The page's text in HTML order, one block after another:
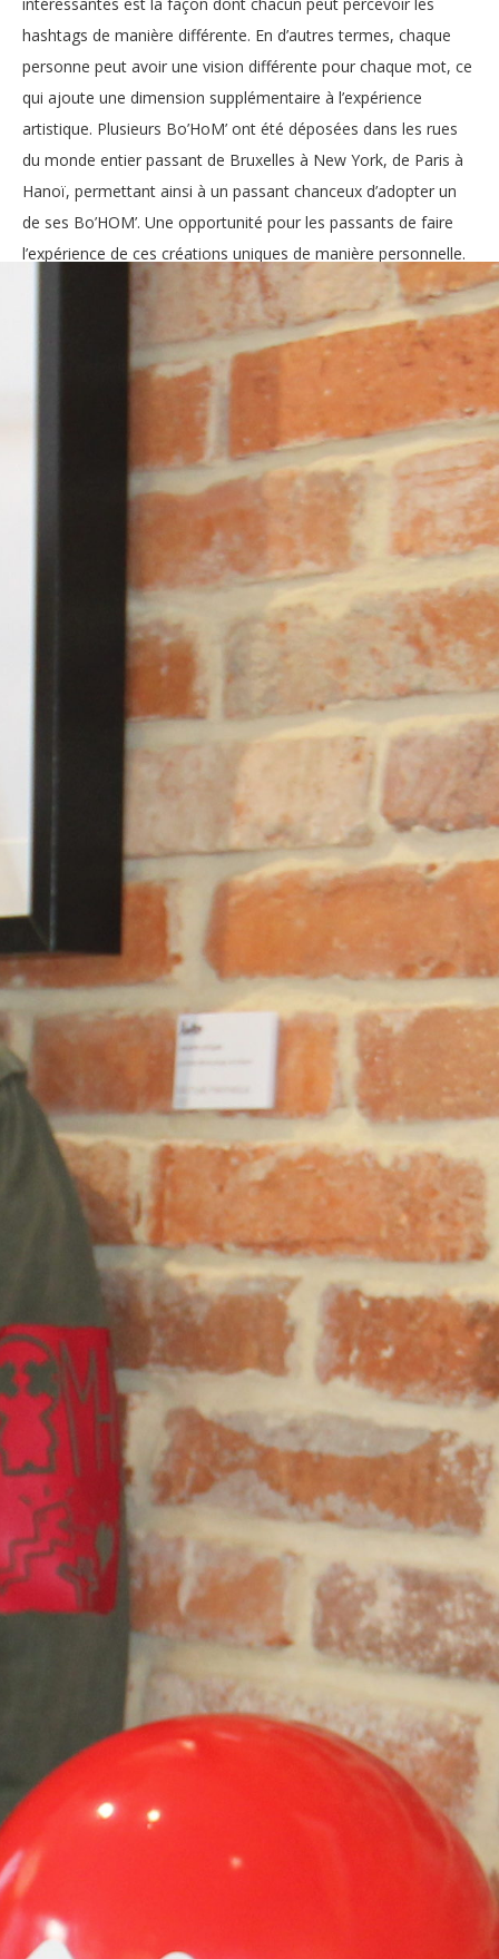
hashtags de manière différente. En d’autres termes, chaque
personne peut avoir une vision différente pour chaque mot, ce
qui ajoute une dimension supplémentaire à l’expérience
artistique. Plusieurs Bo’HoM’ ont été déposées dans les rues
du monde entier passant de Bruxelles à New York, de Paris à
Hanoï, permettant ainsi à un passant chanceux d’adopter un
de ses Bo’HOM’. Une opportunité pour les passants de faire
l’expérience de ces créations uniques de manière personnelle.
Michaël Henneaux
est un artiste accompli qui a su développer
une proposition artistique originale et inédite. Grâce à son
talent et son habileté, il est de plus en plus reconnu pour ses
créations. Il est de plus en plus sollicité pour participer à des
expositions, ce qui lui permet de toucher un public plus large et
de partager son message d’artiste.
Bruxelles (NOH) – Balade artistique (novembre 2017)
Bruxelles – Cartes de visite (février 2018)
Mons – Art & Saveur (Août 2018)
Laeken- Art3 (novembre 2018)
Bruxelles – Carte de visite (février 2019)
Bruxelles (NOH) – Balade artistique (novembre 2019)
Bruxelles – Carte de visite (février 2020)
Koekelberg – Arborescence (août 2020)
Bruxelles – BALTHASAR (mai 2021) – GALERIE –
Laeken – Optic Alain ( juin 2021)
Bruxelles – Carte de visite (juillet 2021)
Bruxelles – Galerie Estampille (février 2022) – GALERIE –
Marche-en-Famenne (juin 2022) – EXPO BOULEVARD URBAIN
Marche-en-Famenne – parcours artistique (septembre 2022)
Bruxelles – Galerie Estampille (Octobre 2022) – GALERIE –
Bruxelles (NOH) – Balade artistique (novembre 2022)
Marche-en-Famenne (décembre 2022) – GALERIE –
Bruxelles – Galerie Estampille (février 2023) – GALERIE –
Laeken – ART3 -2ème édition (mars 2023)
Bruxelles – Galerie Estampille (octobre 2023) – GALERIE –
Bruxelles – Galerie Estampille (février 2024) – GALERIE –
Bruxelles – Carte de visite (avril 2024)
Bruxelles – La Centrale (octobre 2024) – GALERIE –
Bruxelles -Estampille (mai 2025) -GALERIE
Bruxelles – Mont-de-Piété (juin 2025) – GALERIE –